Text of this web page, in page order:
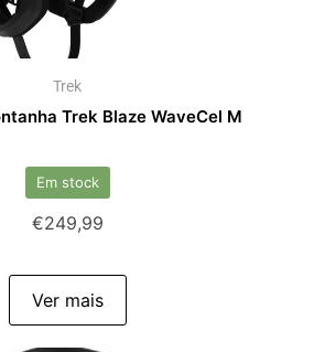
Trek
Trek Blaze WaveCel M
Em stock
€249,99
Ver mais